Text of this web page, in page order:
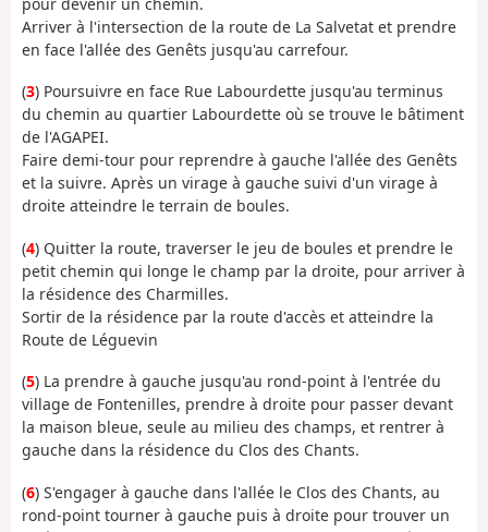
Arriver à l'intersection de la route de La Salvetat et prendre
en face l'allée des Genêts jusqu'au carrefour.
(3) Poursuivre en face Rue Labourdette jusqu'au terminus
du chemin au quartier Labourdette où se trouve le bâtiment
de l'AGAPEI.
Faire demi-tour pour reprendre à gauche l'allée des Genêts
et la suivre. Après un virage à gauche suivi d'un virage à
droite atteindre le terrain de boules.
(4) Quitter la route, traverser le jeu de boules et prendre le
petit chemin qui longe le champ par la droite, pour arriver à
la résidence des Charmilles.
Sortir de la résidence par la route d'accès et atteindre la
Route de Léguevin
(5) La prendre à gauche jusqu'au rond-point à l'entrée du
village de Fontenilles, prendre à droite pour passer devant
la maison bleue, seule au milieu des champs, et rentrer à
gauche dans la résidence du Clos des Chants.
(6) S'engager à gauche dans l'allée le Clos des Chants, au
rond-point tourner à gauche puis à droite pour trouver un